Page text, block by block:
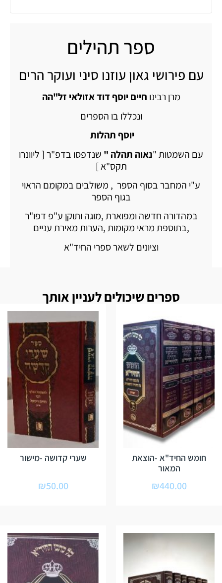
ספר תהילים
עם פירושי גאון עוזנו סיני ועוקר הרים
מרן רבינו חיים יוסף דוד אזולאי זל"הה
ונכללו בו הספרים
יוסף תהלות
עם השמטות "נאוה תהלה " שנדפסו בדפ"ר [ ליוונרו
תקס"א ]
ע"י המחבר בסוף הספר , משולבים במקומם הראוי
בגוף הספר
במהדורה חדשה ומפוארת ,מוגה ותוקן ע"פ דפו"ר
,בתוספת מראי מקומות ,הערות מאירת עניים
וציונים לשאר ספרי החיד"א
ספרים שיכולים לעניין אותך
חומש החיד"א -הוצאת
המאור
₪440.00
שערי קדושה -מישור
₪50.00